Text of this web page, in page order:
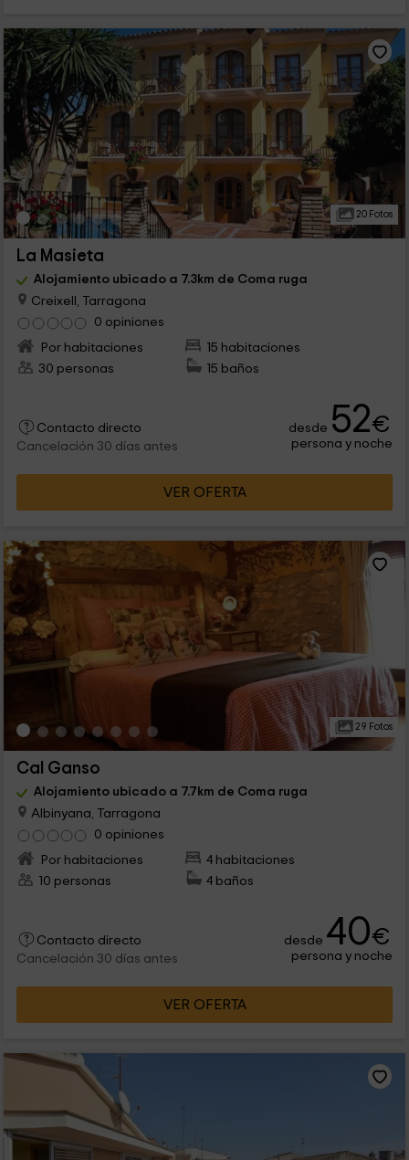
20 Fotos
La Masieta
Alojamiento ubicado a 7.3km de Coma ruga
Creixell, Tarragona
0 opiniones
Por habitaciones
15 habitaciones
30 personas
15 baños
Contacto directo
Cancelación 30 días antes
desde 52€
persona y noche
VER OFERTA
29 Fotos
Cal Ganso
Alojamiento ubicado a 7.7km de Coma ruga
Albinyana, Tarragona
0 opiniones
Por habitaciones
4 habitaciones
10 personas
4 baños
Contacto directo
Cancelación 30 días antes
desde 40€
persona y noche
VER OFERTA